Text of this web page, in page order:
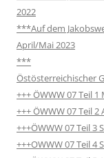
2022
***Auf dem
April/Mai 2023
***
Östösterreichischer
+++ ÖWWW 07 Teil 1
+++ ÖWWW 07 Teil 2
+++ÖWWW 07 Teil 3
+++OWWW 07 Teil 4